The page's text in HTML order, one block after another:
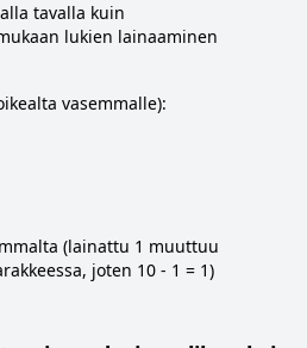
tavalla kuin
lukien lainaaminen
vasemmalle):
(lainattu 1 muuttuu
joten 10 - 1 = 1)